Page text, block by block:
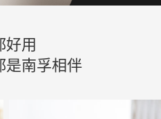
好用
是南孚相伴